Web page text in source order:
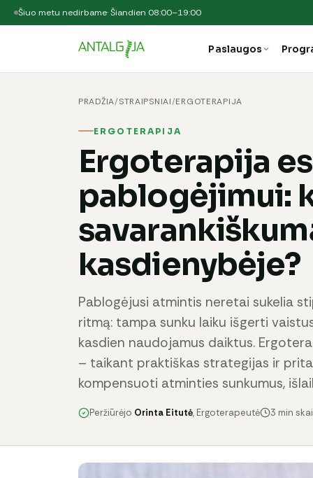
Šiuo metu nedirbame· Šiandien 08:00–19:00
Paslaugos
PRADŽIA/STRAIPSNIAI/ERGOTERAPIJA
ERGOTERAPIJA
Ergoterapija
pablogėjimui:
kasdienybėje?
Pablogėjusi atmintis neretai sukelia
ritmą: tampa sunku laiku išgerti
kasdien naudojamus daiktus.
– taikant praktiškas strategijas ir
kompensuoti atminties sunkumus,
Peržiūrėjo Orinta Eitutė, Ergoterapeutė 3 min